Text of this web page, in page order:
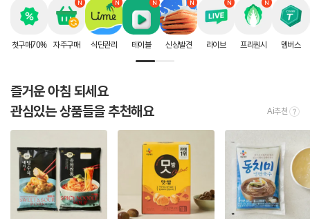
첫구매70% 자주구매 식단관리 테이블 신상발견 라이브 프리퀀시 멤버스
즐거운 아침 되세요
관심있는 상품들을 추천해요
Ai추천